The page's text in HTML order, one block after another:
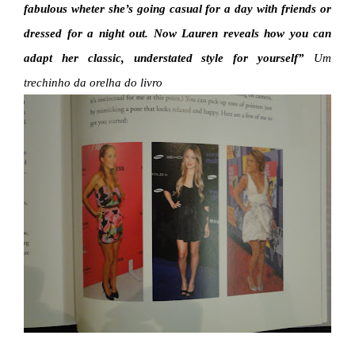
fabulous wheter she’s going casual for a day with friends or
dressed for a night out. Now Lauren reveals how you can
adapt her classic, understated style for yourself” Um
trechinho da orelha do livro